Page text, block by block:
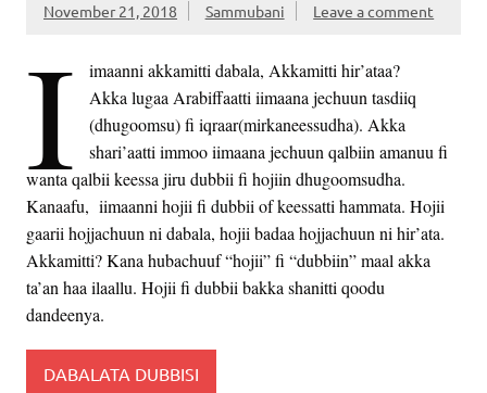
November 21, 2018 Sammubani Leave a comment
I
imaanni akkamitti dabala, Akkamitti hir’ataa?
Akka lugaa Arabiffaatti iimaana jechuun tasdiiq
(dhugoomsu) fi iqraar(mirkaneessudha). Akka
shari’aatti immoo iimaana jechuun qalbiin amanuu fi
wanta qalbii keessa jiru dubbii fi hojiin dhugoomsudha.
Kanaafu, iimaanni hojii fi dubbii of keessatti hammata. Hojii
gaarii hojjachuun ni dabala, hojii badaa hojjachuun ni hir’ata.
Akkamitti? Kana hubachuuf “hojii” fi “dubbiin” maal akka
ta’an haa ilaallu. Hojii fi dubbii bakka shanitti qoodu
dandeenya.
DABALATA DUBBISI